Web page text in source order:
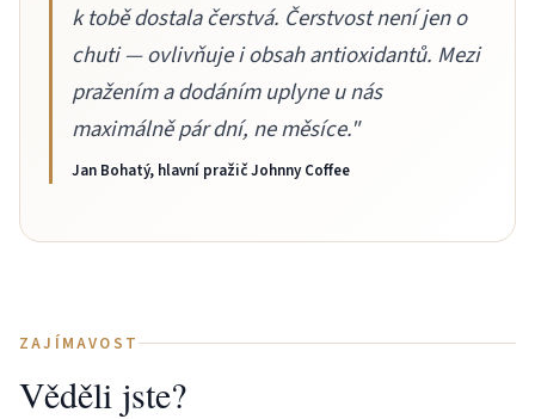
k tobě dostala čerstvá. Čerstvost není jen o
chuti — ovlivňuje i obsah antioxidantů. Mezi
pražením a dodáním uplyne u nás
maximálně pár dní, ne měsíce."
Jan Bohatý, hlavní pražič Johnny Coffee
ZAJÍMAVOST
Věděli jste?